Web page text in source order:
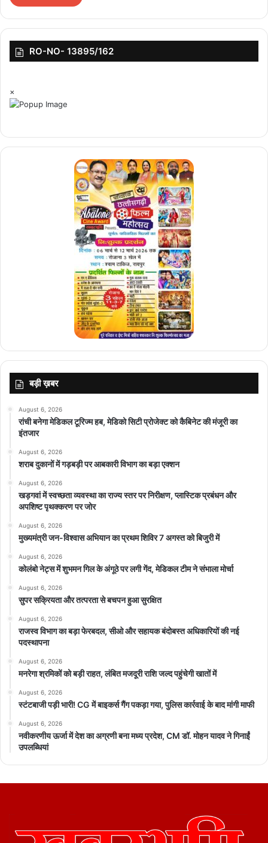
featured
RO-NO- 13895/162
×
बड़ी ख़बर
August 6, 2026
रांची बनेगा मेडिकल टूरिज्म हब, मेडिको सिटी प्रोजेक्ट को कैबिनेट की मंजूरी का
इंतजार
August 6, 2026
शराब दुकानों में गड़बड़ी पर आबकारी विभाग का बड़ा एक्शन
August 6, 2026
खड़गवां में स्वच्छता व्यवस्था का राज्य स्तर पर निरीक्षण, प्लास्टिक प्रबंधन और
अपशिष्ट पृथक्करण पर जोर
August 6, 2026
मुख्यमंत्री जन-विश्वास अभियान का प्रथम शिविर 7 अगस्त को बिजुरी में
August 6, 2026
कोलंबो नेट्स में शुभमन गिल के अंगूठे पर लगी गेंद, मेडिकल टीम ने संभाला मोर्चा
August 6, 2026
सुपर सक्रियता और तत्परता से बचपन हुआ सुरक्षित
August 6, 2026
राजस्व विभाग का बड़ा फेरबदल, सीओ और सहायक बंदोबस्त अधिकारियों की नई
पदस्थापना
August 6, 2026
मनरेगा श्रमिकों को बड़ी राहत, लंबित मजदूरी राशि जल्द पहुंचेगी खातों में
August 6, 2026
स्टंटबाजी पड़ी भारी! CG में बाइकर्स गैंग पकड़ा गया, पुलिस कार्रवाई के बाद मांगी माफी
August 6, 2026
नवीकरणीय ऊर्जा में देश का अग्रणी बना मध्य प्रदेश, CM डॉ. मोहन यादव ने गिनाईं
उपलब्धियां